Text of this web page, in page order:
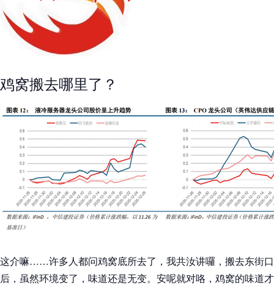
鸡窝搬去哪里了？
这介嘛……许多人都问鸡窝底所去了，我共汝讲囉，搬去东街
后，虽然环境变了，味道还是无变。安呢就对咯，鸡窝的味道